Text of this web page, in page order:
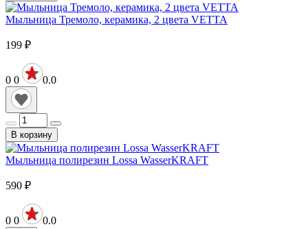
Мыльница Тремоло, керамика, 2 цвета VETTA
199 ₽
0 0 0.0
В корзину
Мыльница полирезин Lossa WasserKRAFT
590 ₽
0 0 0.0